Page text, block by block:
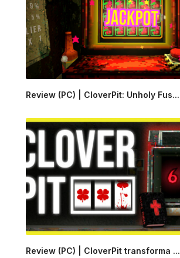
Review (PC) | CloverPit: Unholy Fus...
Review (PC) | CloverPit transforma ...